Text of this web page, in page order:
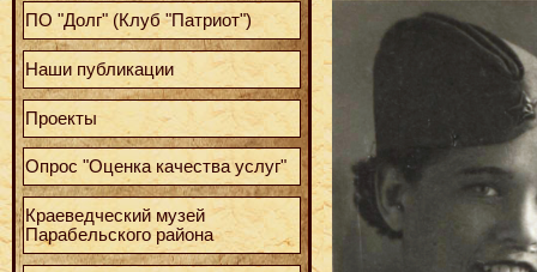
ПО "Долг" (Клуб "Патриот")
Наши публикации
Проекты
Опрос "Оценка качества услуг"
Краеведческий музей
Парабельского района